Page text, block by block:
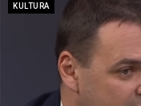
KULTURA